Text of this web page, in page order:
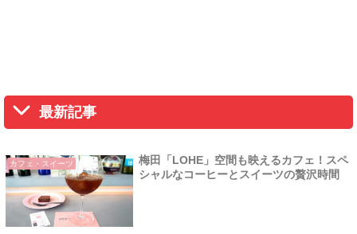
最新記事
カフェ・スイーツ
梅田「LOHE」空間も映えるカフェ！スペ
シャルなコーヒーとスイーツの贅沢時間